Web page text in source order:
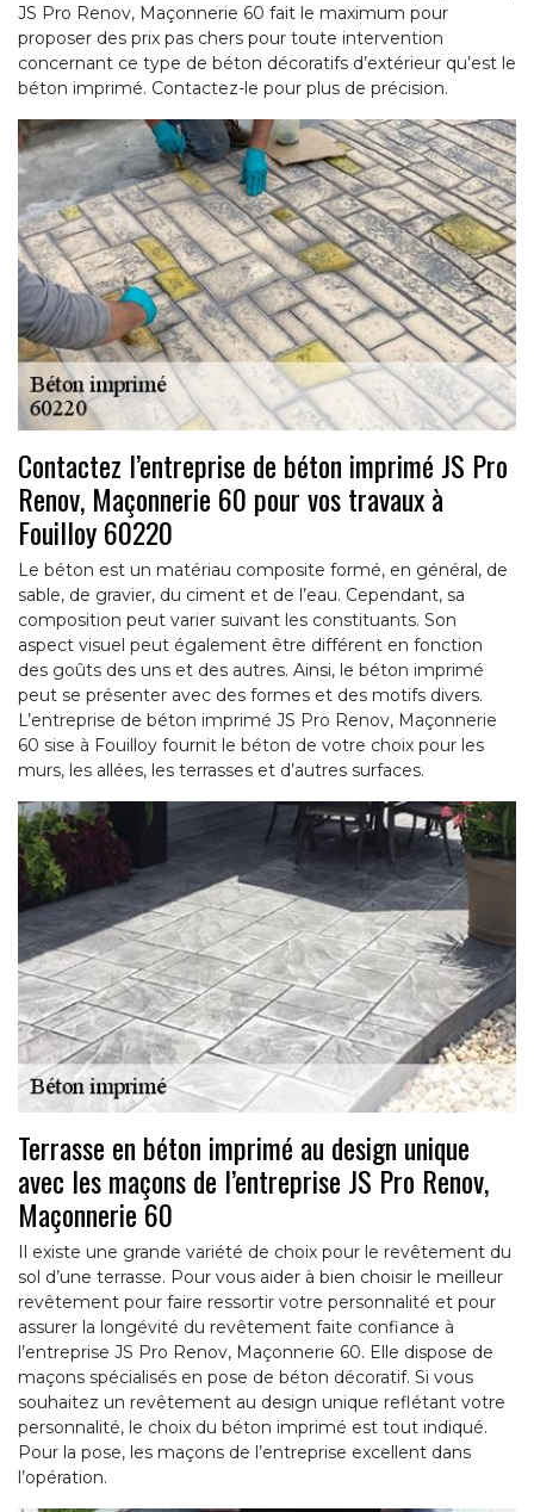
JS Pro Renov, Maçonnerie 60 fait le maximum pour
proposer des prix pas chers pour toute intervention
concernant ce type de béton décoratifs d’extérieur qu’est le
béton imprimé. Contactez-le pour plus de précision.
Contactez l’entreprise de béton imprimé JS Pro
Renov, Maçonnerie 60 pour vos travaux à
Fouilloy 60220
Le béton est un matériau composite formé, en général, de
sable, de gravier, du ciment et de l’eau. Cependant, sa
composition peut varier suivant les constituants. Son
aspect visuel peut également être différent en fonction
des goûts des uns et des autres. Ainsi, le béton imprimé
peut se présenter avec des formes et des motifs divers.
L’entreprise de béton imprimé JS Pro Renov, Maçonnerie
60 sise à Fouilloy fournit le béton de votre choix pour les
murs, les allées, les terrasses et d’autres surfaces.
Terrasse en béton imprimé au design unique
avec les maçons de l’entreprise JS Pro Renov,
Maçonnerie 60
Il existe une grande variété de choix pour le revêtement du
sol d’une terrasse. Pour vous aider à bien choisir le meilleur
revêtement pour faire ressortir votre personnalité et pour
assurer la longévité du revêtement faite confiance à
l’entreprise JS Pro Renov, Maçonnerie 60. Elle dispose de
maçons spécialisés en pose de béton décoratif. Si vous
souhaitez un revêtement au design unique reflétant votre
personnalité, le choix du béton imprimé est tout indiqué.
Pour la pose, les maçons de l’entreprise excellent dans
l’opération.